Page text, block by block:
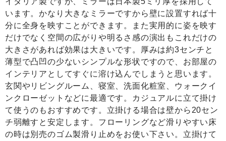
います。かなり大きなミラーですから壁に設置すれば十
分に全身を映すことができます。また実用的に姿を映す
だけでなく空間の広がりや明るさ感の演出もこれだけの
大きさがあれば効果は大きいです。厚みは約3センチと
薄型で凸凹の少ないシンプルな形状ですので、お部屋の
インテリアとしてすぐに溶け込んでしまうと思います。
玄関やリビングルーム、寝室、洗面化粧室、ウォークイ
ンクローゼットなどに最適です。カジュアルに立て掛け
て使うのもおすすめです。立掛ける場合は壁から20セン
チ弱離すと安定します。フローリングなど滑りやすい床
の時は別売のゴム製滑り止めをお使い下さい。立掛けて